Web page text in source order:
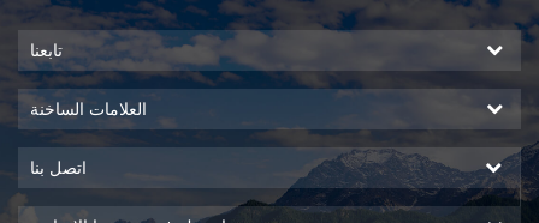
للتدفئة والتبريد؛ لا حاجة للتركيب؛
لا ينتج عنها نفايات10
تابعنا
العلامات الساخنة
اتصل بنا